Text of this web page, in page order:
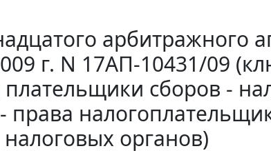
арбитражного
г. N 17АП-10431/09
сборов -
права
налоговых органов)